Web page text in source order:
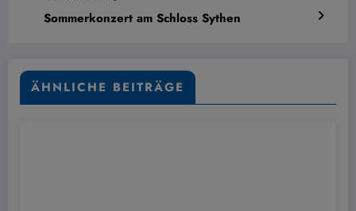
Sommerkonzert am Schloss Sythen
ÄHNLICHE BEITRÄGE